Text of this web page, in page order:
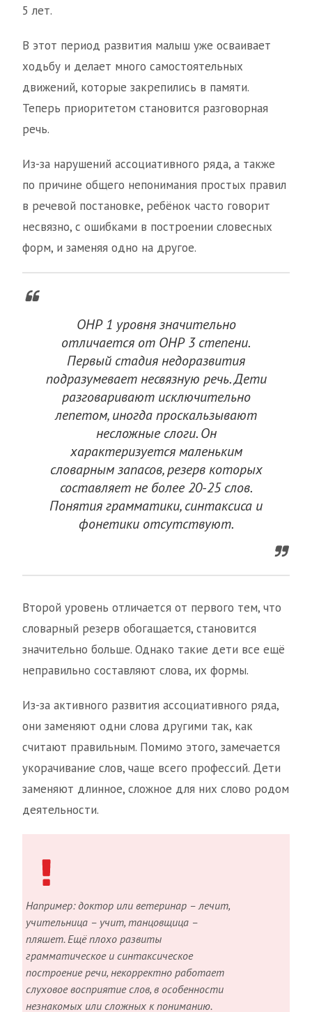
5 лет.
В этот период развития малыш уже осваивает
ходьбу и делает много самостоятельных
движений, которые закрепились в памяти.
Теперь приоритетом становится разговорная
речь.
Из-за нарушений ассоциативного ряда, а также
по причине общего непонимания простых правил
в речевой постановке, ребёнок часто говорит
несвязно, с ошибками в построении словесных
форм, и заменяя одно на другое.
ОНР 1 уровня значительно
отличается от ОНР 3 степени.
Первый стадия недоразвития
подразумевает несвязную речь. Дети
разговаривают исключительно
лепетом, иногда проскальзывают
несложные слоги. Он
характеризуется маленьким
словарным запасов, резерв которых
составляет не более 20-25 слов.
Понятия грамматики, синтаксиса и
фонетики отсутствуют.
Второй уровень отличается от первого тем, что
словарный резерв обогащается, становится
значительно больше. Однако такие дети все ещё
неправильно составляют слова, их формы.
Из-за активного развития ассоциативного ряда,
они заменяют одни слова другими так, как
считают правильным. Помимо этого, замечается
укорачивание слов, чаще всего профессий. Дети
заменяют длинное, сложное для них слово родом
деятельности.
Например: доктор или ветеринар – лечит,
учительница – учит, танцовщица –
пляшет. Ещё плохо развиты
грамматическое и синтаксическое
построение речи, некорректно работает
слуховое восприятие слов, в особенности
незнакомых или сложных к пониманию.